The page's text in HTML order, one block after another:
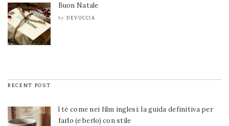
Buon Natale
by DEVUCCIA
RECENT POST
l tè come nei film inglesi: la guida definitiva per
farlo (e berlo) con stile